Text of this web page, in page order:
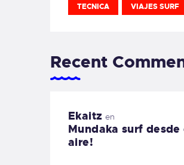
TECNICA VIAJES SURF
Recent
Ekaitz en
Mundaka surf desde
aire!